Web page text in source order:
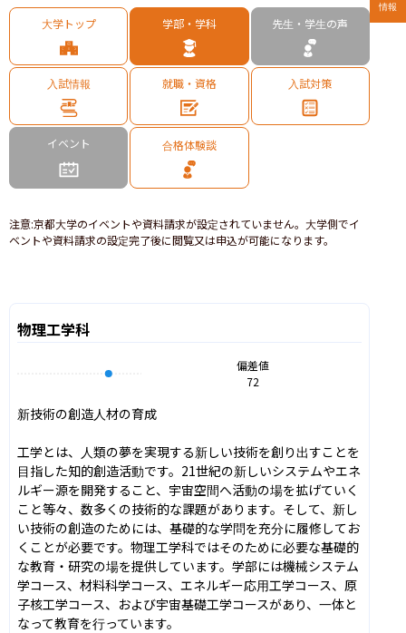
大学トップ 学部・学科 先生・学生の声
入試情報 就職・資格 入試対策
イベント 合格体験談
注意:京都大学のイベントや資料請求が設定されていません。大学側でイ
ベントや資料請求の設定完了後に閲覧又は申込が可能になります。
物理工学科
偏差値
72
新技術の創造人材の育成
工学とは、人類の夢を実現する新しい技術を創り出すことを
目指した知的創造活動です。21世紀の新しいシステムやエネ
ルギー源を開発すること、宇宙空間へ活動の場を拡げていく
こと等々、数多くの技術的な課題があります。そして、新し
い技術の創造のためには、基礎的な学問を充分に履修してお
くことが必要です。物理工学科ではそのために必要な基礎的
な教育・研究の場を提供しています。学部には機械システム
学コース、材料科学コース、エネルギー応用工学コース、原
子核工学コース、および宇宙基礎工学コースがあり、一体と
なって教育を行っています。
情報